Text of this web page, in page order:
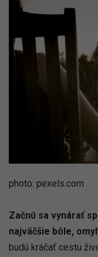
photo: pexels.com
Začnú sa vynárať
najväčšie bôle,
budú kráčať cestu